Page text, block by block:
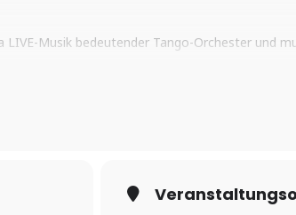
Musik bedeutender Tango-Orchester und